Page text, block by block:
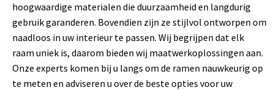
hoogwaardige materialen die duurzaamheid en langdurig
gebruik garanderen. Bovendien zijn ze stijlvol ontworpen om
naadloos in uw interieur te passen. Wij begrijpen dat elk
raam uniek is, daarom bieden wij maatwerkoplossingen aan.
Onze experts komen bij u langs om de ramen nauwkeurig op
te meten en adviseren u over de beste opties voor uw